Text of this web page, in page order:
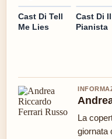
Cast Di Tell
Me Lies
Cast Di Il
Pianista
La
giornata